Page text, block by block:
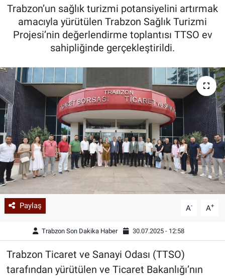
Trabzon’un sağlık turizmi potansiyelini artırmak
amacıyla yürütülen Trabzon Sağlık Turizmi
Projesi’nin değerlendirme toplantısı TTSO ev
sahipliğinde gerçekleştirildi.
Paylaş A- A+
Trabzon Son Dakika Haber 30.07.2025 - 12:58
Trabzon Ticaret ve Sanayi Odası (TTSO)
tarafından yürütülen ve Ticaret Bakanlığı’nın
Haber Arşivi